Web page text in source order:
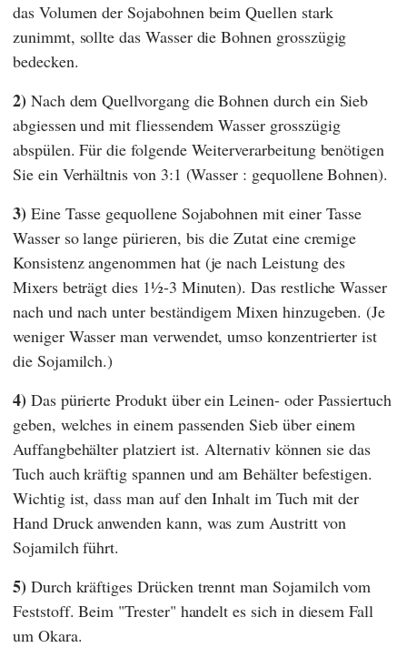
das Volumen der Sojabohnen beim Quellen stark
zunimmt, sollte das Wasser die Bohnen grosszügig
bedecken.
2) Nach dem Quellvorgang die Bohnen durch ein Sieb
abgiessen und mit fliessendem Wasser grosszügig
abspülen. Für die folgende Weiterverarbeitung benötigen
Sie ein Verhältnis von 3:1 (Wasser : gequollene Bohnen).
3) Eine Tasse gequollene Sojabohnen mit einer Tasse
Wasser so lange pürieren, bis die Zutat eine cremige
Konsistenz angenommen hat (je nach Leistung des
Mixers beträgt dies 1½-3 Minuten). Das restliche Wasser
nach und nach unter beständigem Mixen hinzugeben. (Je
weniger Wasser man verwendet, umso konzentrierter ist
die Sojamilch.)
4) Das pürierte Produkt über ein Leinen- oder Passiertuch
geben, welches in einem passenden Sieb über einem
Auffangbehälter platziert ist. Alternativ können sie das
Tuch auch kräftig spannen und am Behälter befestigen.
Wichtig ist, dass man auf den Inhalt im Tuch mit der
Hand Druck anwenden kann, was zum Austritt von
Sojamilch führt.
5) Durch kräftiges Drücken trennt man Sojamilch vom
Feststoff. Beim "Trester" handelt es sich in diesem Fall
um Okara.